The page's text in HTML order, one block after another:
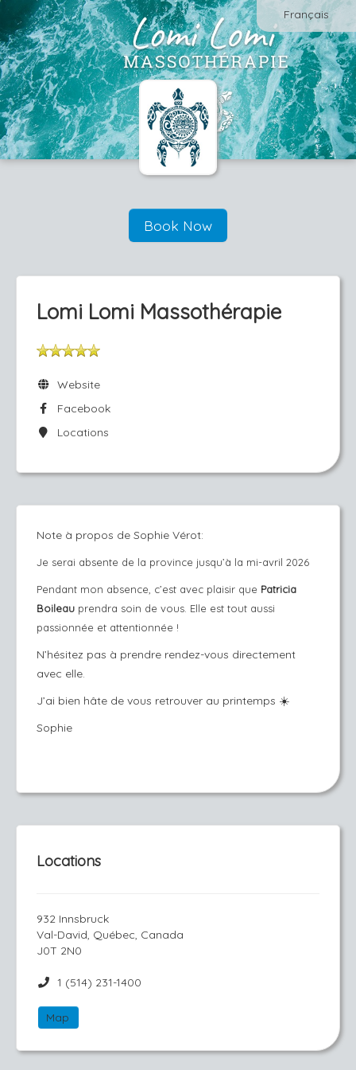
Français
Book Now
Lomi Lomi Massothérapie
Website
Facebook
Locations
Note à propos de Sophie Vérot:
Je serai absente de la province jusqu’à la mi-avril 2026
Pendant mon absence, c’est avec plaisir que Patricia
Boileau prendra soin de vous. Elle est tout aussi
passionnée et attentionnée !
N’hésitez pas à prendre rendez-vous directement
avec elle.
J’ai bien hâte de vous retrouver au printemps ☀️
Sophie
Locations
932 Innsbruck
Val-David, Québec, Canada
J0T 2N0
1 (514) 231-1400
Map